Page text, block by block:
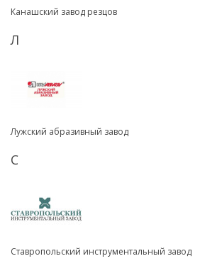
Канашский завод резцов
Л
Лужский абразивный завод
С
Ставропольский инструментальный завод